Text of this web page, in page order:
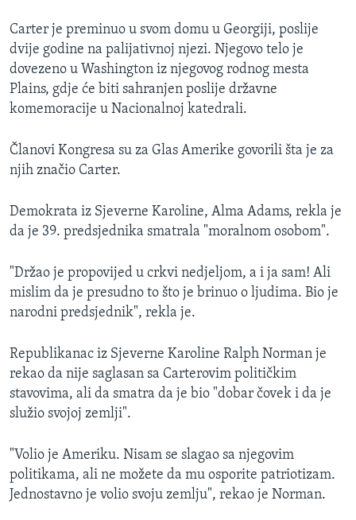
Carter je preminuo u svom domu u Georgiji, poslije
dvije godine na palijativnoj njezi. Njegovo telo je
dovezeno u Washington iz njegovog rodnog mesta
Plains, gdje će biti sahranjen poslije državne
komemoracije u Nacionalnoj katedrali.
Članovi Kongresa su za Glas Amerike govorili šta je za
njih značio Carter.
Demokrata iz Sjeverne Karoline, Alma Adams, rekla je
da je 39. predsjednika smatrala "moralnom osobom".
"Držao je propovijed u crkvi nedjeljom, a i ja sam! Ali
mislim da je presudno to što je brinuo o ljudima. Bio je
narodni predsjednik", rekla je.
Republikanac iz Sjeverne Karoline Ralph Norman je
rekao da nije saglasan sa Carterovim političkim
stavovima, ali da smatra da je bio "dobar čovek i da je
služio svojoj zemlji".
"Volio je Ameriku. Nisam se slagao sa njegovim
politikama, ali ne možete da mu osporite patriotizam.
Jednostavno je volio svoju zemlju", rekao je Norman.